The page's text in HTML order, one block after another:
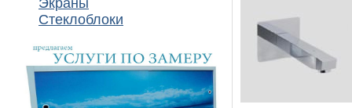
Экраны
Стеклоблоки